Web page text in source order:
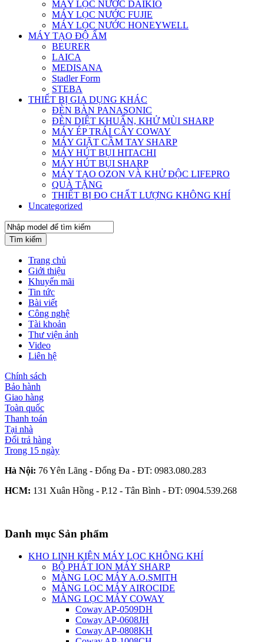
MÁY LỌC NƯỚC DAIKIO
MÁY LỌC NƯỚC FUJIE
MÁY LỌC NƯỚC HONEYWELL
MÁY TẠO ĐỘ ẨM
BEURER
LAICA
MEDISANA
Stadler Form
STEBA
THIẾT BỊ GIA DỤNG KHÁC
ĐÈN BÀN PANASONIC
ĐÈN DIỆT KHUẨN, KHỬ MÙI SHARP
MÁY ÉP TRÁI CÂY COWAY
MÁY GIẶT CẦM TAY SHARP
MÁY HÚT BỤI HITACHI
MÁY HÚT BỤI SHARP
MÁY TẠO OZON VÀ KHỬ ĐỘC LIFEPRO
QUÀ TẶNG
THIẾT BỊ ĐO CHẤT LƯỢNG KHÔNG KHÍ
Uncategorized
Tìm kiếm
Trang chủ
Giới thiệu
Khuyến mãi
Tin tức
Bài viết
Công nghệ
Tài khoản
Thư viện ảnh
Video
Liên hệ
Chính sách
Bảo hành
Giao hàng
Toàn quốc
Thanh toán
Tại nhà
Đổi trả hàng
Trong 15 ngày
Hà Nội: 76 Yên Lãng - Đống Đa - ĐT: 0983.080.283
HCM: 131 Xuân Hồng - P.12 - Tân Bình - ĐT: 0904.539.268
Danh mục Sản phẩm
KHO LINH KIỆN MÁY LỌC KHÔNG KHÍ
BỘ PHÁT ION MÁY SHARP
MÀNG LỌC MÁY A.O.SMITH
MÀNG LỌC MÁY AIROCIDE
MÀNG LỌC MÁY COWAY
Coway AP-0509DH
Coway AP-0608JH
Coway AP-0808KH